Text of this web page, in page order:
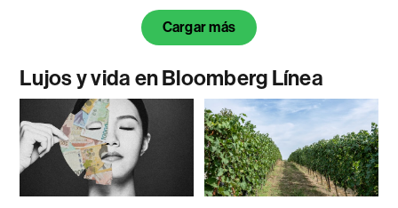
Cargar más
Lujos y vida en Bloomberg Línea